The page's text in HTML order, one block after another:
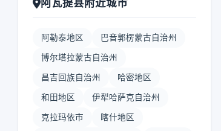
阿瓦提县附近城市
阿勒泰地区 巴音郭楞蒙古自治州
博尔塔拉蒙古自治州
昌吉回族自治州 哈密地区
和田地区 伊犁哈萨克自治州
克拉玛依市 喀什地区